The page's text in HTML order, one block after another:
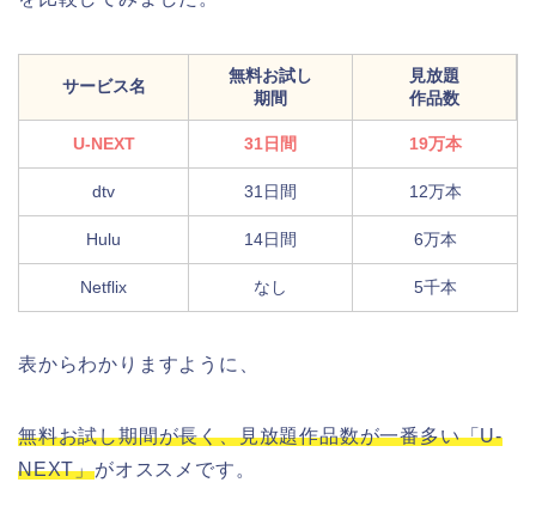
サービス名
無料お試し
期間
見放題
作品数
U-NEXT 31日間 19万本
dtv 31日間 12万本
Hulu 14日間 6万本
Netflix なし 5千本
表からわかりますように、
無料お試し期間が長く、見放題作品数が一番多い「U-
NEXT」がオススメです。